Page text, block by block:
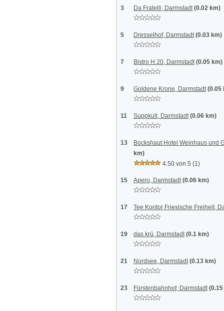
3 Da Fratelli, Darmstadt (0.02 km)
5 Dresselhof, Darmstadt (0.03 km)
7 Bistro H 20, Darmstadt (0.05 km)
9 Goldene Krone, Darmstadt (0.05
11 Suppkult, Darmstadt (0.06 km)
13
Bockshaut Hotel Weinhaus und
km)
4.50 von 5 (1)
15 Apero, Darmstadt (0.06 km)
17 Tee Kontor Friesische Freiheit,
19 das krü, Darmstadt (0.1 km)
21 Nordsee, Darmstadt (0.13 km)
23 Fürstenbahnhof, Darmstadt